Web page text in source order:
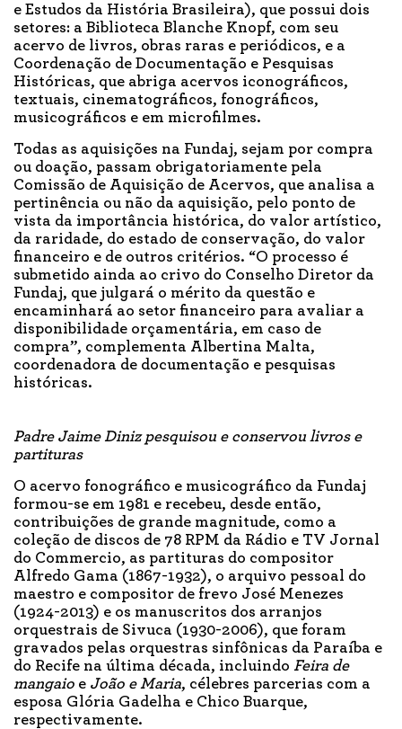
e Estudos da História Brasileira), que possui dois
setores: a Biblioteca Blanche Knopf, com seu
acervo de livros, obras raras e periódicos, e a
Coordenação de Documentação e Pesquisas
Históricas, que abriga acervos iconográficos,
textuais, cinematográficos, fonográficos,
musicográficos e em microfilmes.
Todas as aquisições na Fundaj, sejam por compra
ou doação, passam obrigatoriamente pela
Comissão de Aquisição de Acervos, que analisa a
pertinência ou não da aquisição, pelo ponto de
vista da importância histórica, do valor artístico,
da raridade, do estado de conservação, do valor
financeiro e de outros critérios. “O processo é
submetido ainda ao crivo do Conselho Diretor da
Fundaj, que julgará o mérito da questão e
encaminhará ao setor financeiro para avaliar a
disponibilidade orçamentária, em caso de
compra”, complementa Albertina Malta,
coordenadora de documentação e pesquisas
históricas.
Padre Jaime Diniz pesquisou e conservou livros e
partituras
O acervo fonográfico e musicográfico da Fundaj
formou-se em 1981 e recebeu, desde então,
contribuições de grande magnitude, como a
coleção de discos de 78 RPM da Rádio e TV Jornal
do Commercio, as partituras do compositor
Alfredo Gama (1867-1932), o arquivo pessoal do
maestro e compositor de frevo José Menezes
(1924-2013) e os manuscritos dos arranjos
orquestrais de Sivuca (1930-2006), que foram
gravados pelas orquestras sinfônicas da Paraíba e
do Recife na última década, incluindo Feira de
mangaio e João e Maria, célebres parcerias com a
esposa Glória Gadelha e Chico Buarque,
respectivamente.